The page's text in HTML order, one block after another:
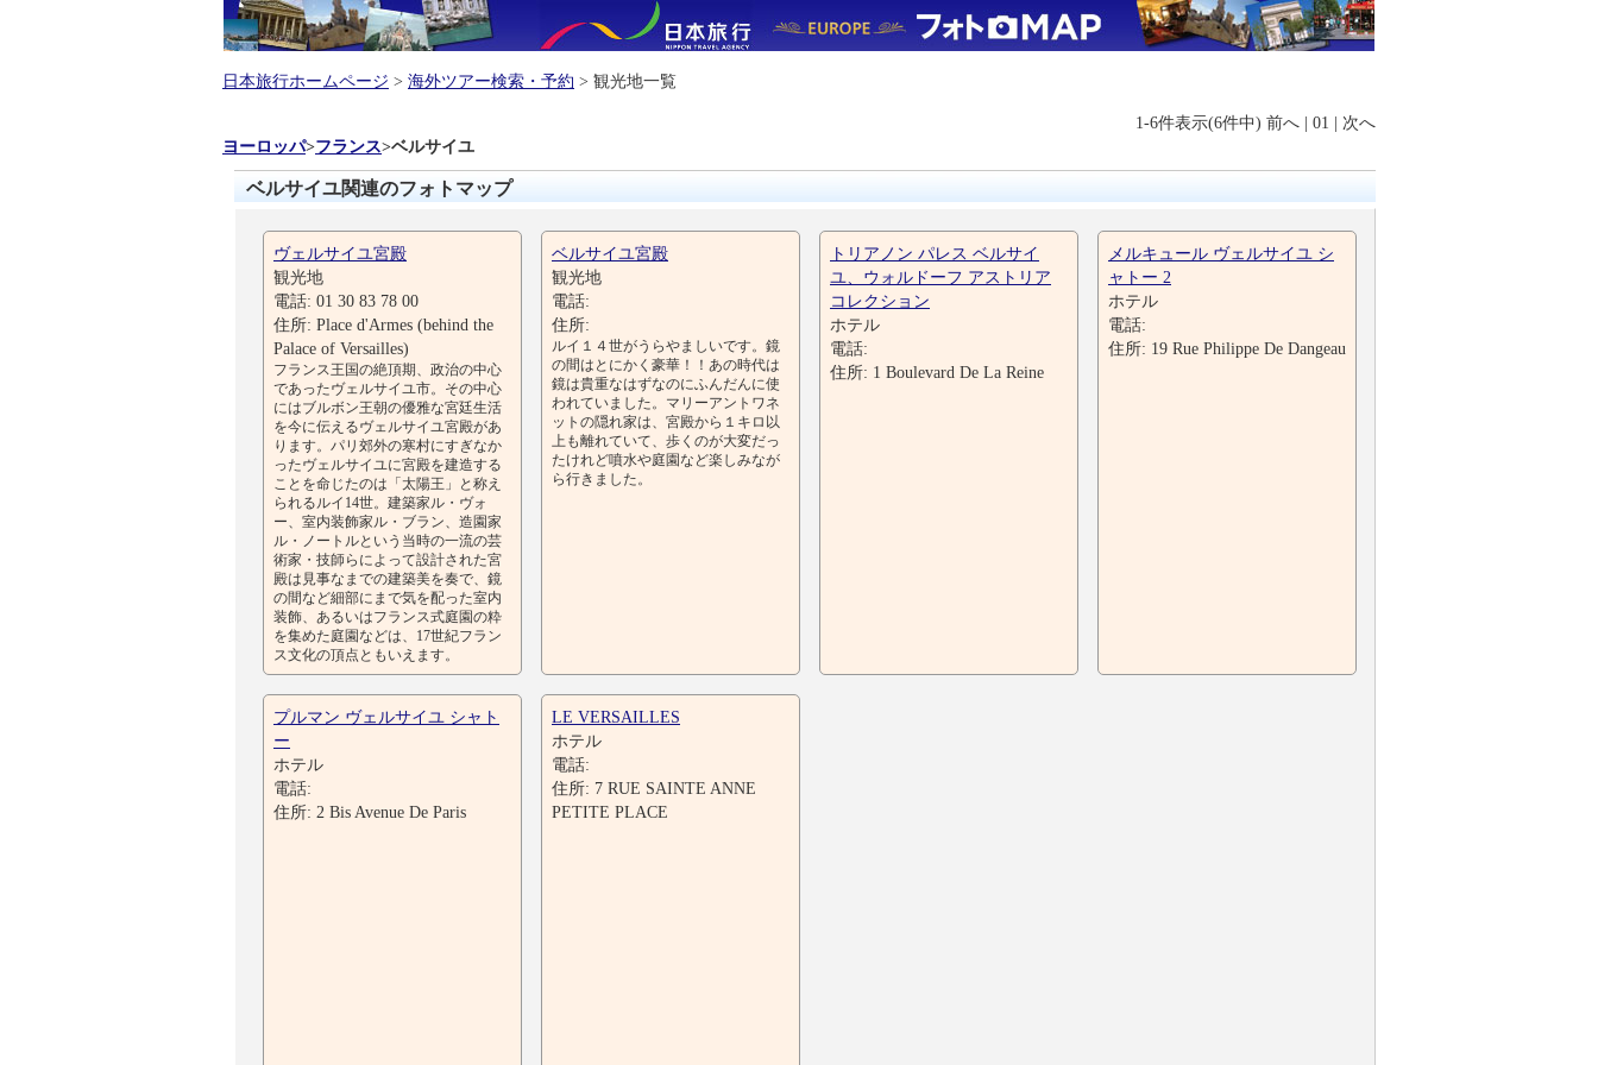
日本旅行ホームページ > 海外ツアー検索・予約 > 観光地一覧
1-6件表示(6件中) 前へ | 01 | 次へ
ヨーロッパ>フランス>ベルサイユ
ベルサイユ関連のフォトマップ
ヴェルサイユ宮殿
観光地
電話: 01 30 83 78 00
住所: Place d'Armes (behind the
Palace of Versailles)
フランス王国の絶頂期、政治の中心
であったヴェルサイユ市。その中心
にはブルボン王朝の優雅な宮廷生活
を今に伝えるヴェルサイユ宮殿があ
ります。パリ郊外の寒村にすぎなか
ったヴェルサイユに宮殿を建造する
ことを命じたのは「太陽王」と称え
られるルイ14世。建築家ル・ヴォ
ー、室内装飾家ル・ブラン、造園家
ル・ノートルという当時の一流の芸
術家・技師らによって設計された宮
殿は見事なまでの建築美を奏で、鏡
の間など細部にまで気を配った室内
装飾、あるいはフランス式庭園の粋
を集めた庭園などは、17世紀フラン
ス文化の頂点ともいえます。
ベルサイユ宮殿
観光地
電話:
住所:
ルイ１４世がうらやましいです。鏡
の間はとにかく豪華！！あの時代は
鏡は貴重なはずなのにふんだんに使
われていました。マリーアントワネ
ットの隠れ家は、宮殿から１キロ以
上も離れていて、歩くのが大変だっ
たけれど噴水や庭園など楽しみなが
ら行きました。
トリアノン パレス ベルサイ
ユ、ウォルドーフ アストリア
コレクション
ホテル
電話:
住所: 1 Boulevard De La Reine
メルキュール ヴェルサイユ シ
ャトー 2
ホテル
電話:
住所: 19 Rue Philippe De Dangeau
プルマン ヴェルサイユ シャト
ー
ホテル
電話:
住所: 2 Bis Avenue De Paris
LE VERSAILLES
ホテル
電話:
住所: 7 RUE SAINTE ANNE
PETITE PLACE